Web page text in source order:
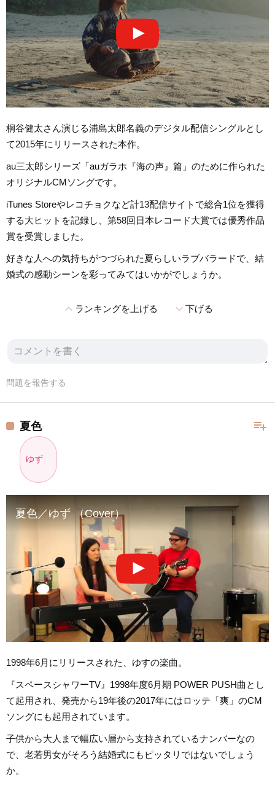
桐谷健太さん演じる浦島太郎名義のデジタル配信シングルとし
て2015年にリリースされた本作。
au三太郎シリーズ「auガラホ『海の声』篇」のために作られた
オリジナルCMソングです。
iTunes Storeやレコチョクなど計13配信サイトで総合1位を獲得
する大ヒットを記録し、第58回日本レコード大賞では優秀作品
賞を受賞しました。
好きな人への気持ちがつづられた夏らしいラブバラードで、結
婚式の感動シーンを彩ってみてはいかがでしょうか。
expand_lessランキングを上げる expand_more下げる
問題を報告する
playlist_add
夏色
ゆず
夏色／ゆず （Cover）
1998年6月にリリースされた、ゆすの楽曲。
『スペースシャワーTV』1998年度6月期 POWER PUSH曲とし
て起用され、発売から19年後の2017年にはロッテ「爽」のCM
ソングにも起用されています。
子供から大人まで幅広い層から支持されているナンバーなの
で、老若男女がそろう結婚式にもピッタリではないでしょう
か。